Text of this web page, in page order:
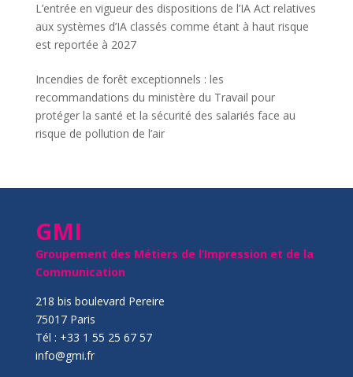
L’entrée en vigueur des dispositions de l’IA Act relatives
aux systèmes d’IA classés comme étant à haut risque
est reportée à 2027
Incendies de forêt exceptionnels : les
recommandations du ministère du Travail pour
protéger la santé et la sécurité des salariés face au
risque de pollution de l’air
GMI
Groupement des Métiers de l’Impression et de la
Communication
218 bis boulevard Pereire
75017 Paris
Tél : +33 1 55 25 67 57
info@gmi.fr